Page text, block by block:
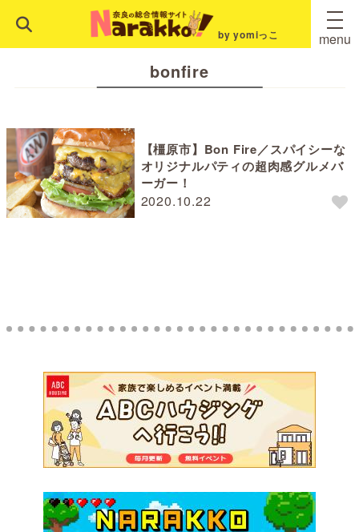
by yomiっこ menu
bonfire
2020.10.22
【橿原市】Bon Fire／スパイシーな
オリジナルパティの超肉感グルメバ
ーガー！